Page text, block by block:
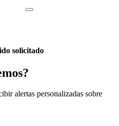
solicitado
alertas personalizadas sobre